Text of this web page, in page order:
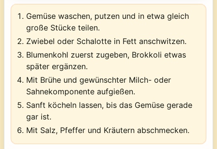
Gemüse waschen, putzen und in etwa gleich
große Stücke teilen.
Zwiebel oder Schalotte in Fett anschwitzen.
Blumenkohl zuerst zugeben, Brokkoli etwas
später ergänzen.
Mit Brühe und gewünschter Milch- oder
Sahnekomponente aufgießen.
Sanft köcheln lassen, bis das Gemüse gerade
gar ist.
Mit Salz, Pfeffer und Kräutern abschmecken.